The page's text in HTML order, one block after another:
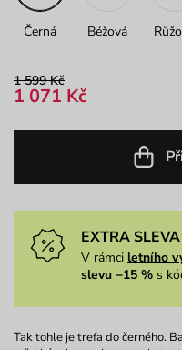
Černá Béžová
1 599 Kč
1 071 Kč
EXTRA
V rámci letního
slevu −15 % s
Tak tohle je trefa do černého.